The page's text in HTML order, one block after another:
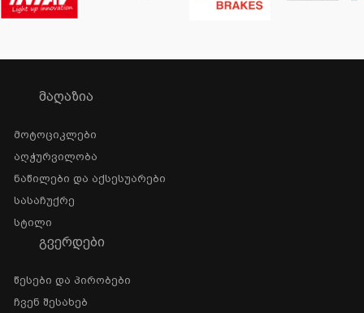
ᲛᲐᲦᲐᲖᲘᲐ
Მოტოციკლები
Აღჭურვილობა
Ნაწილები Და Აქსესუარები
Სასაჩუქრე
Სტილი
ᲒᲕᲔᲠᲓᲔᲑᲘ
Წესები Და Პირობები
Ჩვენ Შესახებ